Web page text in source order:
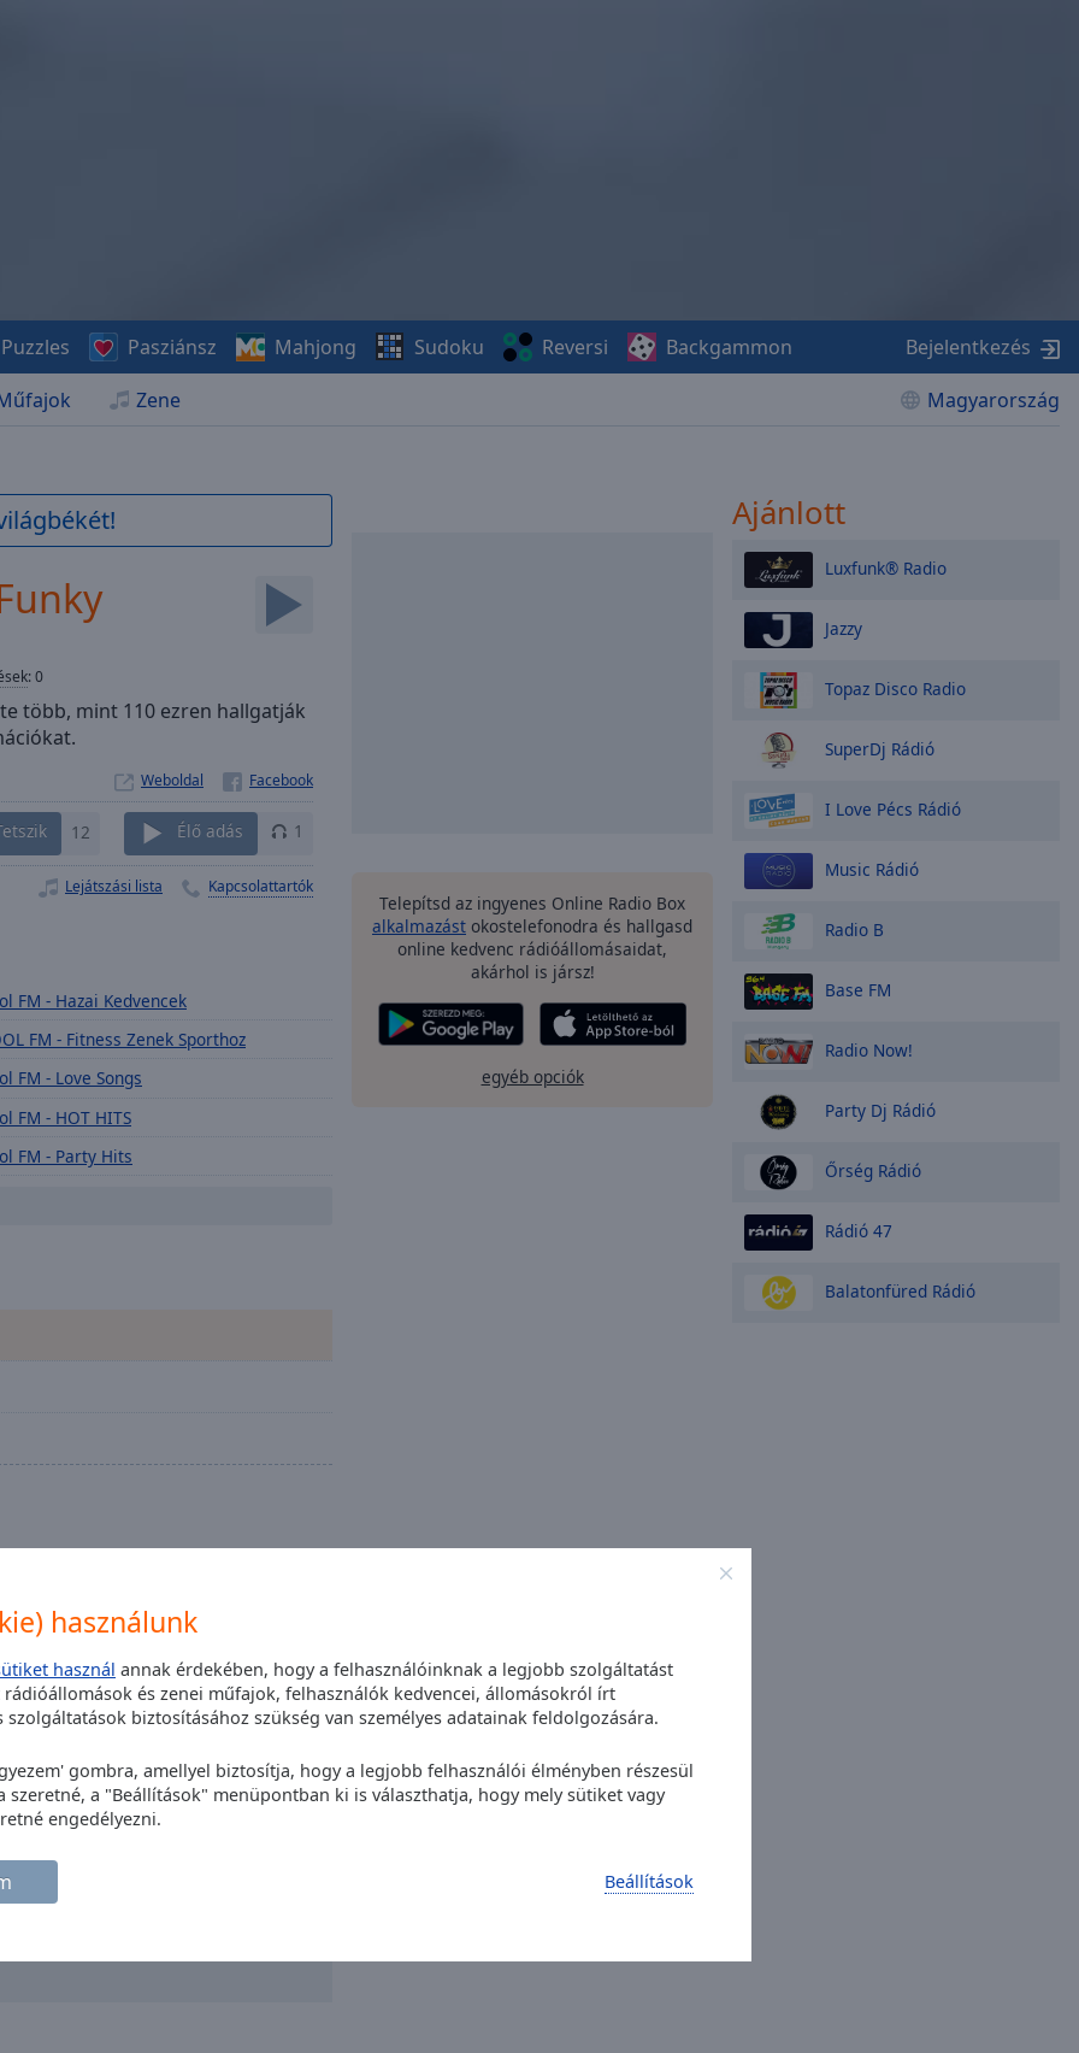
használunk
használ annak érdekében, hogy a felhasználóinknak a legjobb szolgáltatást
és zenei műfajok, felhasználók kedvencei, állomásokról írt
szolgáltatások biztosításához szükség van személyes adatainak feldolgozására.
gombra, amellyel biztosítja, hogy a legjobb felhasználói élményben részesül
szeretné, a "Beállítások" menüpontban ki is választhatja, hogy mely sütiket vagy
engedélyezni.
Beállítások
Zene Magyarország
Puzzles Pasziánsz Mahjong Sudoku Reversi Backgammon Bejelentkezés
:0
több, mint 110 ezren hallgatják
Weboldal
12 Élő adás 1
Lejátszási lista Kapcsolattartók
FM - Hazai Kedvencek
FM - Fitness Zenek Sporthoz
FM - Love Songs
FM - HOT HITS
FM - Party Hits
FM - Girl Power
FM - Chill Out
FM - Trance
Telepítsd az ingyenes Online Radio Box
alkalmazást okostelefonodra és hallgasd
online kedvenc rádióállomásaidat,
akárhol is jársz!
egyéb opciók
Ajánlott
Luxfunk® Radio
Jazzy
Topaz Disco Radio
SuperDj Rádió
I Love Pécs Rádió
Music Rádió
Radio B
Base FM
Radio Now!
Party Dj Rádió
Őrség Rádió
Rádió 47
Balatonfüred Rádió